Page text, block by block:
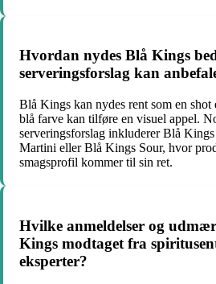
Hvordan nydes Blå Kings
serveringsforslag kan
Blå Kings kan nydes rent som en
blå farve kan tilføre en visuel appel.
serveringsforslag inkluderer Blå
Martini eller Blå Kings Sour, hvor
smagsprofil kommer til sin ret.
Hvilke anmeldelser og
Kings modtaget fra
eksperter?